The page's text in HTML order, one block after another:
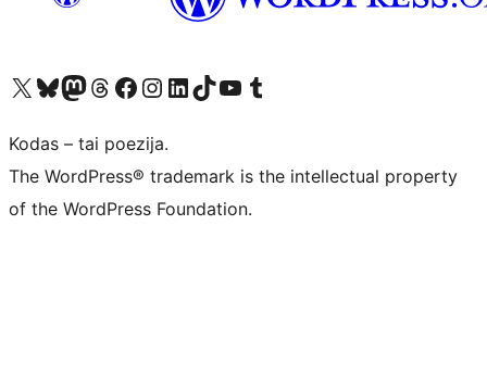
Visit our X (formerly Twitter) account
Apsilankykite mūsų Bluesky paskyroje
Visit our Mastodon account
Apsilankykite mūsų Threads paskyroje
Visit our Facebook page
Visit our Instagram account
Visit our LinkedIn account
Apsilankykite mūsų TikTok paskyroje
Visit our YouTube channel
Apsilankykite mūsų Tumblr paskyroje
Kodas – tai poezija.
The WordPress® trademark is the intellectual property
of the WordPress Foundation.